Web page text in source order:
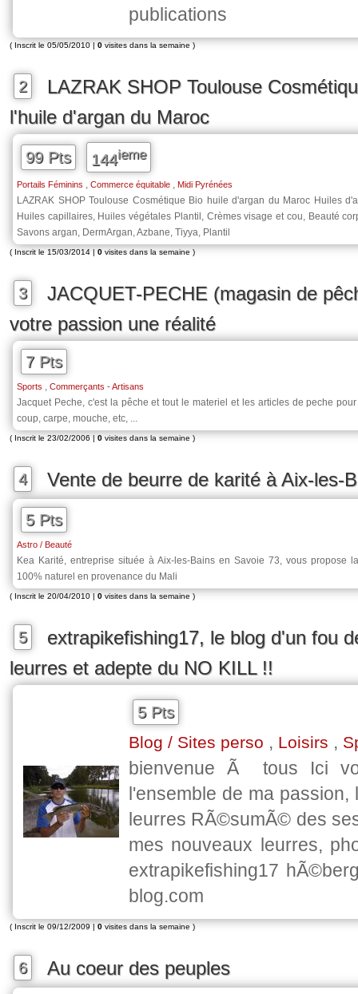
publications
( Inscrit le 05/05/2010 | 0 visites dans la semaine )
2
LAZRAK SHOP Toulouse
l'huile d'argan du Maroc
99 Pts 144ieme
Portails Féminins Commerce équitable Midi Pyrénées
LAZRAK SHOP Toulouse Cosmétique Bio huile d'argan du Maroc Huiles
Huiles capillaires, Huiles végétales Plantil, Crèmes visage et cou, Beauté
Savons argan, DermArgan, Azbane, Tiyya, Plantil
( Inscrit le 15/03/2014 | 0 visites dans la semaine )
3
JACQUET-PECHE (magasin de
votre passion une réalité
7 Pts
Sports , Commerçants - Artisans
Jacquet Peche, c'est la pêche et tout le materiel et les articles de peche
coup, carpe, mouche, etc, ...
( Inscrit le 23/02/2006 | 0 visites dans la semaine )
4 Vente de beurre de karité à Aix-les-
5 Pts
Astro / Beauté
Kea Karité, entreprise située à Aix-les-Bains en Savoie 73, vous propose
100% naturel en provenance du Mali
( Inscrit le 20/04/2010 | 0 visites dans la semaine )
5
extrapikefishing17, le blog d'un fou
leurres et adepte du NO KILL !!
5 Pts
Blog / Sites perso , Loisirs ,
bienvenue Ã tous Ici
l'ensemble de ma passion,
leurres RÃ©sumÃ© des
mes nouveaux leurres,
extrapikefishing17
blog.com
( Inscrit le 09/12/2009 | 0 visites dans la semaine )
6 Au coeur des peuples